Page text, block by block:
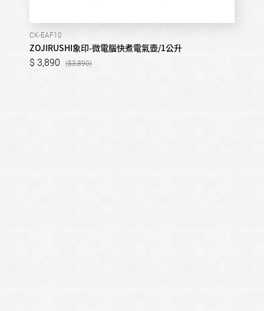
CK-EAF10
ZOJIRUSHI象印-微電腦快煮電氣壺/1公升
3,890 3,890